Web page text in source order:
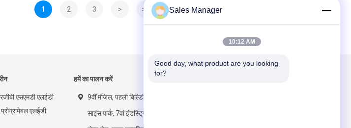
1 2 3 > >>
एसएमडी एलईडी
एलईडी
हमें का पालन करें
9वीं मंजिल, पहली बिल्डिंग, हैनहैडा
साइंस पार्क, 7वां इंडस्ट्रियल पार्क,
Sales Manager
10:12 AM
Good day, what product are you looking
for?